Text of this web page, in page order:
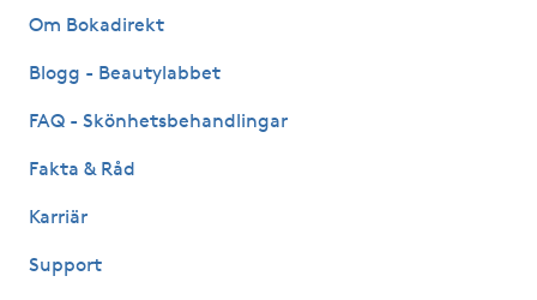
Hypnos
Hårborttagning
Hårförlängning
Hårvård
Om Bokadirekt
Blogg - Beautylabbet
FAQ - Skönhetsbehandlingar
Fakta & Råd
Karriär
Support